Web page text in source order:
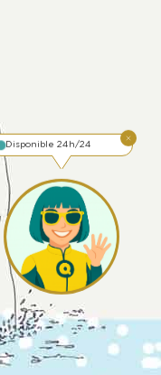
Disponible 24h/24